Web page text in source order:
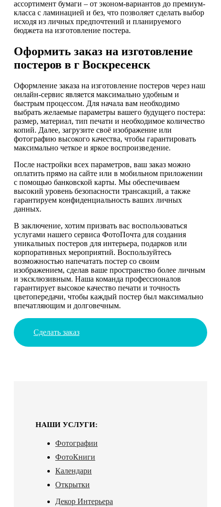
ассортимент бумаги – от эконом-вариантов до премиум-
класса с ламинацией и без, что позволяет сделать выбор
исходя из личных предпочтений и планируемого
бюджета на изготовление постера.
Оформить заказ на изготовление
постеров в г Воскресенск
Оформление заказа на изготовление постеров через наш
онлайн-сервис является максимально удобным и
быстрым процессом. Для начала вам необходимо
выбрать желаемые параметры вашего будущего постера:
размер, материал, тип печати и необходимое количество
копий. Далее, загрузите своё изображение или
фотографию высокого качества, чтобы гарантировать
максимально четкое и яркое воспроизведение.
После настройки всех параметров, ваш заказ можно
оплатить прямо на сайте или в мобильном приложении
с помощью банковской карты. Мы обеспечиваем
высокий уровень безопасности трансакций, а также
гарантируем конфиденциальность ваших личных
данных.
В заключение, хотим призвать вас воспользоваться
услугами нашего сервиса ФотоПочта для создания
уникальных постеров для интерьера, подарков или
корпоративных мероприятий. Воспользуйтесь
возможностью напечатать постер со своим
изображением, сделав ваше пространство более личным
и эксклюзивным. Наша команда профессионалов
гарантирует высокое качество печати и точность
цветопередачи, чтобы каждый постер был максимально
впечатляющим и долговечным.
Сделать заказ
НАШИ УСЛУГИ:
Фотографии
ФотоКниги
Календари
Открытки
Декор Интерьера